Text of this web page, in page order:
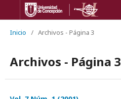
Inicio / Archivos - Página 3
Archivos - Página 3